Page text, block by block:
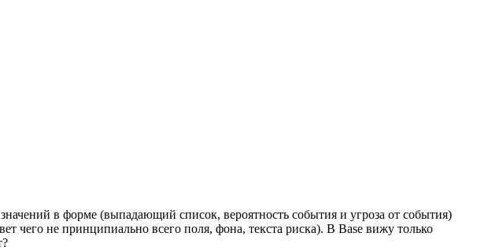
в форме (выпадающий список, вероятность события и угроза от события)
чего не принципиально всего поля, фона, текста риска). В Base вижу только